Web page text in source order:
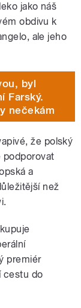
jako náš
obdivu k
ale jeho
byl
Farský.
nečekám
že polský
podporovat
a
než
premiér
cestu do